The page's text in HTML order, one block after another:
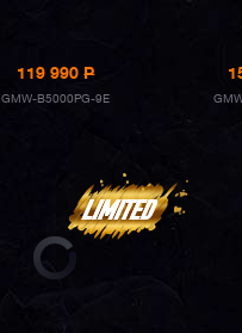
119 990P
GMW-B5000PG-9E